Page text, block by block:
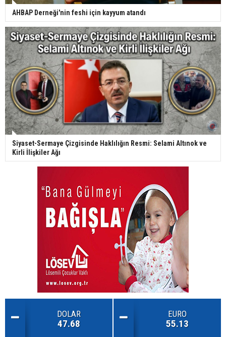
AHBAP Derneği'nin feshi için kayyum atandı
Siyaset-Sermaye Çizgisinde Haklılığın Resmi: Selami Altınok ve
Kirli İlişkiler Ağı
DOLAR
47.68
EURO
55.13